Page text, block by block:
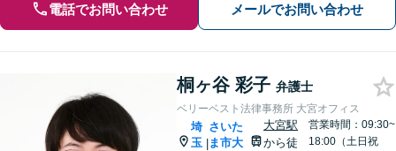
電話でお問い合わせ メールでお問い合わせ
桐ヶ谷 彩子 弁護士
ベリーベスト法律事務所 大宮オフィス
埼
玉 |
さいた
ま市大
大宮駅
から徒
営業時間：09:30~
18:00（土日祝